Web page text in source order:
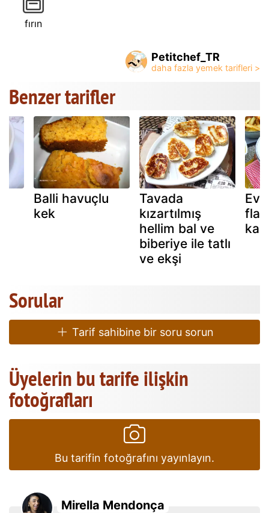
fırın
Petitchef_TR
Benzer tarifler
Balli havuçlu
kek
Tavada
kızartılmış
hellim bal ve
biberiye ile tatlı
ve ekşi
Ev
Sorular
Tarif sahibine bir soru sorun
Üyelerin bu tarife ilişkin
fotoğrafları
Bu tarifin fotoğrafını yayınlayın.
Mirella Mendonça